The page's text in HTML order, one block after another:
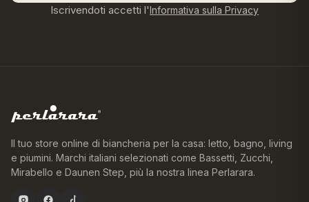
Iscrivendoti accetti l'Informativa sulla Privacy
Il tuo store online di biancheria per la casa: letto, bagno, living
e piumini. Marchi italiani selezionati come Bassetti, Zucchi,
Mirabello e Daunen Step, più la nostra linea Perlarara.